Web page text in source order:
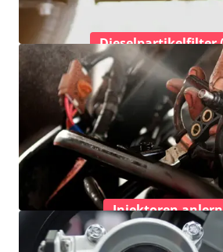
Dieselpartikelfilter
Injektoren